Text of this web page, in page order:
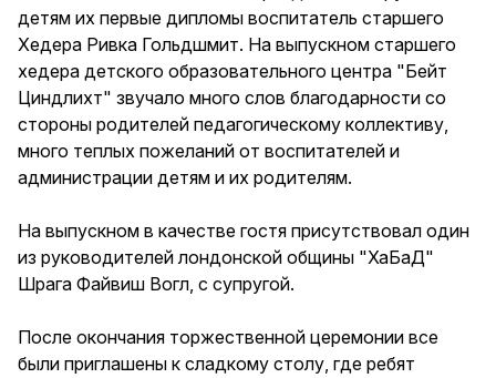
детям их первые дипломы воспитатель старшего
Хедера Ривка Гольдшмит. На выпускном старшего
хедера детского образовательного центра "Бейт
Циндлихт" звучало много слов благодарности со
стороны родителей педагогическому коллективу,
много теплых пожеланий от воспитателей и
администрации детям и их родителям.
На выпускном в качестве гостя присутствовал один
из руководителей лондонской общины "ХаБаД"
Шрага Файвиш Вогл, с супругой.
После окончания торжественной церемонии все
были приглашены к сладкому столу, где ребят